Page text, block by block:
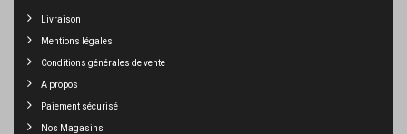
Livraison
Mentions légales
Conditions générales de vente
A propos
Paiement sécurisé
Nos Magasins